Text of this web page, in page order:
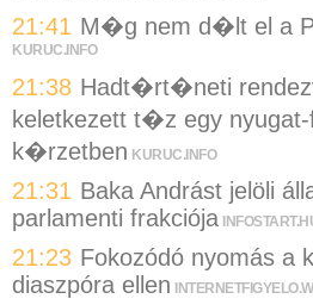
21:41 M�g nem d�lt el a
KURUC.INFO
21:38 Hadt�rt�neti
keletkezett t�z egy
k�rzetben KURUC.INFO
21:31 Baka Andrást jelöli
parlamenti frakciója
21:23 Fokozódó nyomás a
diaszpóra ellen